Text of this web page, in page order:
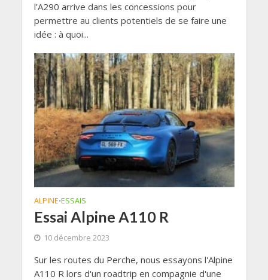
l’A290 arrive dans les concessions pour
permettre au clients potentiels de se faire une
idée : à quoi...
ALPINE•ESSAIS
Essai Alpine A110 R
10 décembre 2023
Sur les routes du Perche, nous essayons l'Alpine
A110 R lors d'un roadtrip en compagnie d'une